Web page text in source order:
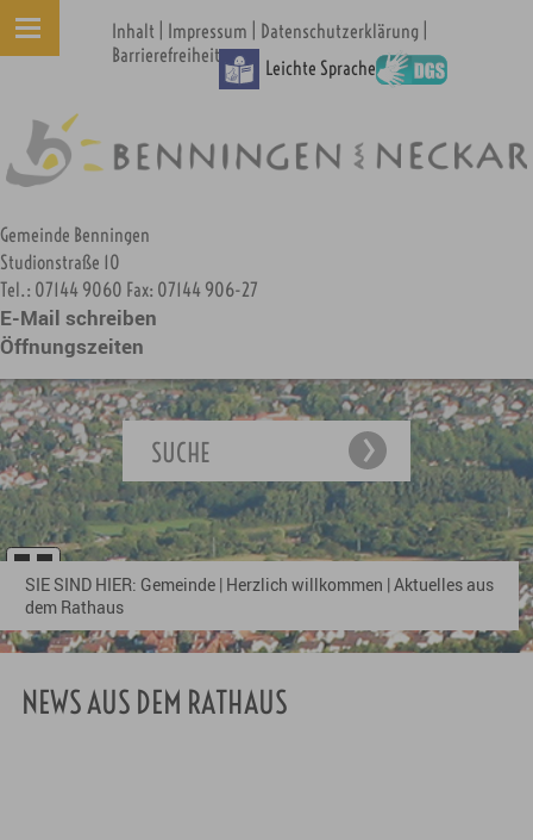
Leichte Sprache
Inhalt Impressum Datenschutzerklärung
Barrierefreiheit
Gemeinde Benningen
Studionstraße 10
Tel.: 07144 9060 Fax: 07144 906-27
E-Mail schreiben
Öffnungszeiten
SUCHE
SIE SIND HIER: Gemeinde | Herzlich willkommen |Aktuelles aus
dem Rathaus
NEWS AUS DEM RATHAUS